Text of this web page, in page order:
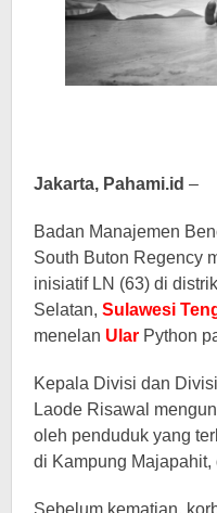
Jakarta, Pahami.id –
Badan Manajemen
South Buton Regency
inisiatif LN (63) di
Selatan, Sulawesi
menelan Ular Python
Kepala Divisi dan
Laode Risawal
oleh penduduk yang
di Kampung Majapahit,
Sebelum kematian,